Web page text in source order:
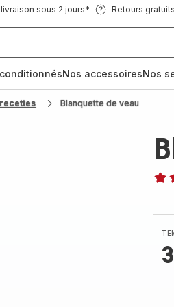
sous 2 jours* Retours
Nos accessoiresNos
Blanquette de veau